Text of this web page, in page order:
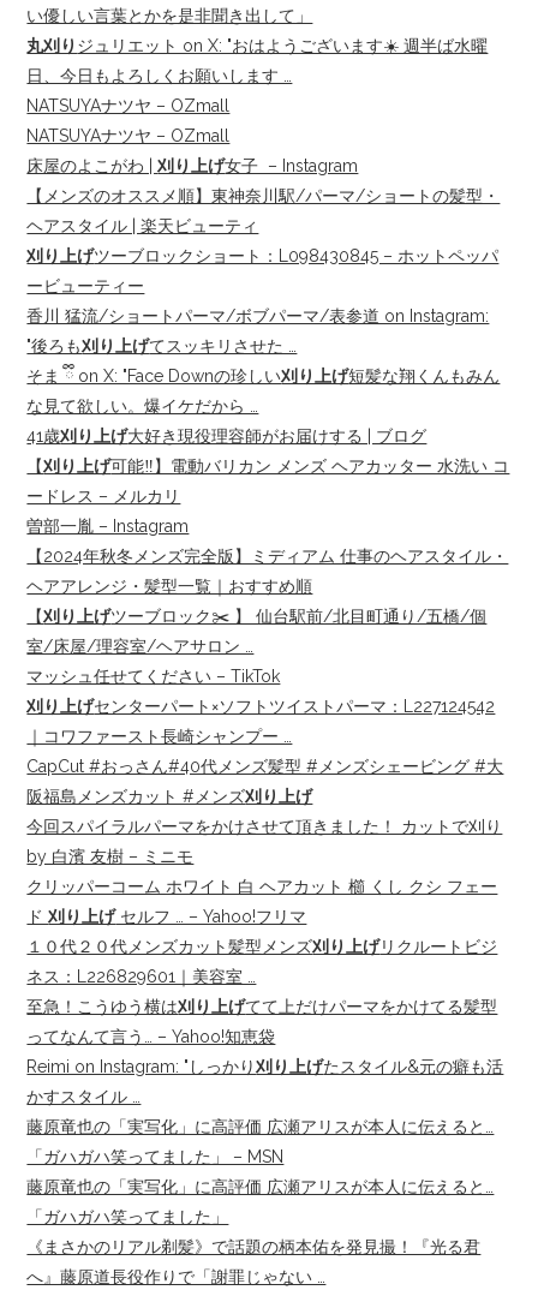
い優しい言葉とかを是非聞き出して」
丸刈り ジュリエット on X: "おはようございます☀️ 週半ば水曜
日、今日もよろしくお願いします …
NATSUYAナツヤ – OZmall
NATSUYAナツヤ – OZmall
床屋のよこがわ |刈り上げ女子 ‍ – Instagram
【メンズのオススメ順】東神奈川駅/パーマ/ショートの髪型・
ヘアスタイル | 楽天ビューティ
刈り上げツーブロックショート：L098430845 – ホットペッパ
ービューティー
香川 猛流/ショートパーマ/ボブパーマ/表参道 on Instagram:
"後ろも刈り上げてスッキリさせた …
そま ྀི on X: "Face Downの珍しい刈り上げ短髪な翔くんもみん
な見て欲しい。爆イケだから …
41歳刈り上げ大好き現役理容師がお届けする | ブログ
【刈り上げ可能‼️】電動バリカン メンズ ヘアカッター 水洗い コ
ードレス – メルカリ
曽部一胤 – Instagram
【2024年秋冬メンズ完全版】ミディアム 仕事のヘアスタイル・
ヘアアレンジ・髪型一覧｜おすすめ順
【刈り上げツーブロック✂️ 】 仙台駅前/北目町通り/五橋/個
室/床屋/理容室/ヘアサロン …
マッシュ任せてください – TikTok
刈り上げセンターパート×ソフトツイストパーマ：L227124542
｜コワファースト長崎シャンプー …
CapCut #おっさん#40代メンズ髪型 #メンズシェービング #大
阪福島メンズカット #メンズ刈り上げ
今回スパイラルパーマをかけさせて頂きました！ カットで刈り
by 白濱 友樹 – ミニモ
クリッパーコーム ホワイト 白 ヘアカット 櫛 くし クシ フェー
ド刈り上げセルフ … – Yahoo!フリマ
１０代２０代メンズカット髪型メンズ刈り上げリクルートビジ
ネス：L226829601｜美容室 …
至急！こうゆう横は刈り上げてて上だけパーマをかけてる髪型
ってなんて言う… – Yahoo!知恵袋
Reimi on Instagram: "しっかり刈り上げたスタイル&元の癖も活
かすスタイル …
藤原竜也の「実写化」に高評価 広瀬アリスが本人に伝えると…
「ガハガハ笑ってました」 – MSN
藤原竜也の「実写化」に高評価 広瀬アリスが本人に伝えると…
「ガハガハ笑ってました」
《まさかのリアル剃髪》で話題の柄本佑を発見撮！『光る君
へ』藤原道長役作りで「謝罪じゃない …